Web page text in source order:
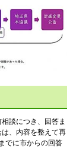
談につき、回答ま
、内容を整えて再
でに市からの回答